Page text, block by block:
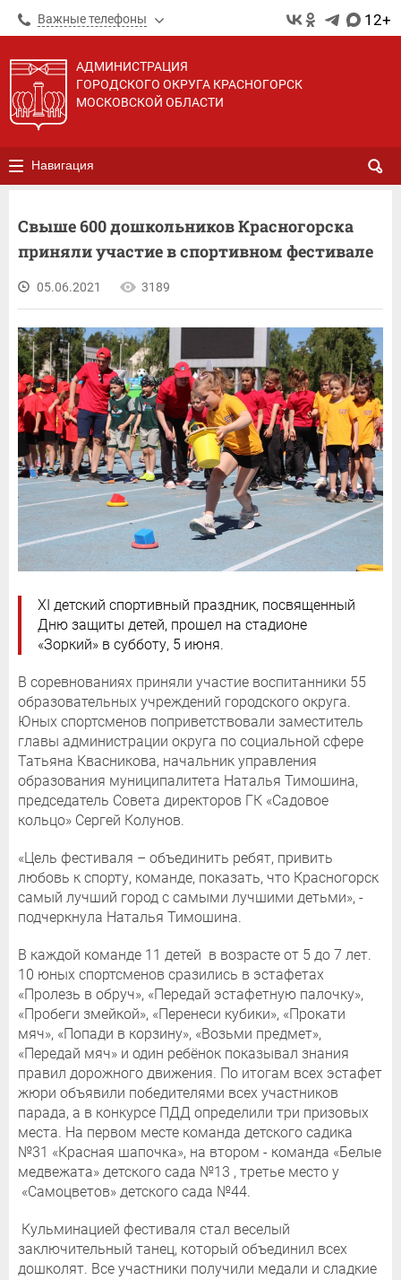
Важные телефоны 12+
АДМИНИСТРАЦИЯ
ГОРОДСКОГО ОКРУГА КРАСНОГОРСК
МОСКОВСКОЙ ОБЛАСТИ
Навигация
Свыше 600 дошкольников Красногорска
приняли участие в спортивном фестивале
05.06.2021 3189
ХI детский спортивный праздник, посвященный
Дню защиты детей, прошел на стадионе
«Зоркий» в субботу, 5 июня.
В соревнованиях приняли участие воспитанники 55
образовательных учреждений городского округа.
Юных спортсменов поприветствовали заместитель
главы администрации округа по социальной сфере
Татьяна Квасникова, начальник управления
образования муниципалитета Наталья Тимошина,
председатель Совета директоров ГК «Садовое
кольцо» Сергей Колунов.
«Цель фестиваля – объединить ребят, привить
любовь к спорту, команде, показать, что Красногорск
самый лучший город с самыми лучшими детьми», -
подчеркнула Наталья Тимошина.
В каждой команде 11 детей в возрасте от 5 до 7 лет.
10 юных спортсменов сразились в эстафетах
«Пролезь в обруч», «Передай эстафетную палочку»,
«Пробеги змейкой», «Перенеси кубики», «Прокати
мяч», «Попади в корзину», «Возьми предмет»,
«Передай мяч» и один ребёнок показывал знания
правил дорожного движения. По итогам всех эстафет
жюри объявили победителями всех участников
парада, а в конкурсе ПДД определили три призовых
места. На первом месте команда детского садика
№31 «Красная шапочка», на втором - команда «Белые
медвежата» детского сада №13 , третье место у
«Самоцветов» детского сада №44.
Кульминацией фестиваля стал веселый
заключительный танец, который объединил всех
дошколят. Все участники получили медали и сладкие